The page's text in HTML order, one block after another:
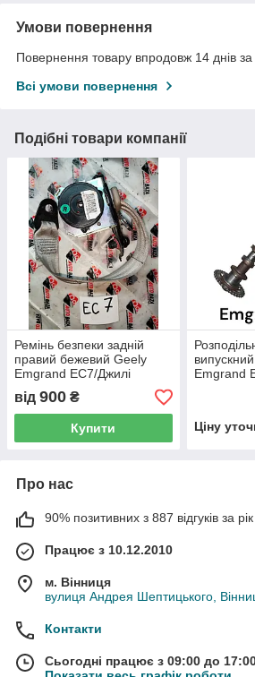
Умови повернення
Повернення товару впродовж 14 днів
Всі умови повернення
Подібні товари компанії
Ремінь безпеки задній
правий бежевий Geely
Emgrand EC7/Джилі
Емгранд ЕЦ7 -
1068001114, (з розбірки)
від 900 ₴
Купити
Emgrand
Ціну
Про нас
90% позитивних з 887 відгуків за рік
Працює з 10.12.2010
м. Вінниця
вулиця Андрея Шептицького,
Контакти
Сьогодні працює з 09:00 до